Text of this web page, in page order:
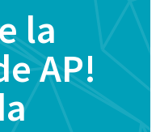
la
AP!